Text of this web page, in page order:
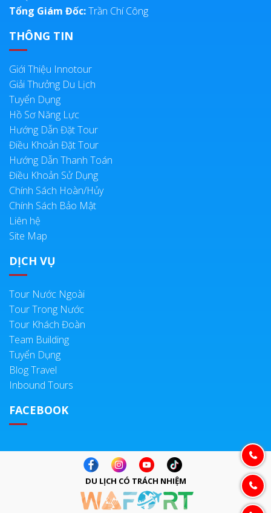
Tổng Giám Đốc:Trần Chí Công
THÔNG TIN
Giới Thiệu Innotour
Giải Thưởng Du Lịch
Tuyển Dụng
Hồ Sơ Năng Lực
Hướng Dẫn Đặt Tour
Điều Khoản Đặt Tour
Hướng Dẫn Thanh Toán
Điều Khoản Sử Dụng
Chính Sách Hoàn/Hủy
Chính Sách Bảo Mật
Liên hệ
Site Map
DỊCH VỤ
Tour Nước Ngoài
Tour Trong Nước
Tour Khách Đoàn
Team Building
Tuyển Dụng
Blog Travel
Inbound Tours
FACEBOOK
DU LỊCH CÓ TRÁCH NHIỆM